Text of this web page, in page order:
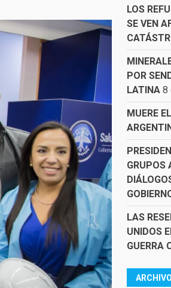
LOS
SE VEN
POR
LATINA 8
MUERE
GRUPOS
LAS
UNIDOS
GUERRA
ARCHIVO